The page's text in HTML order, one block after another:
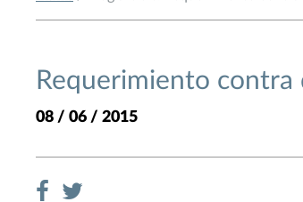
Requerimiento contra
08 / 06 / 2015